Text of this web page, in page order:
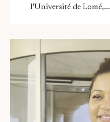
l'Université de Lomé,...